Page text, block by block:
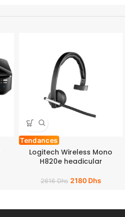
Tendances
Logitech Wireless Mono
H820e headicular
2616Dhs 2180 Dhs